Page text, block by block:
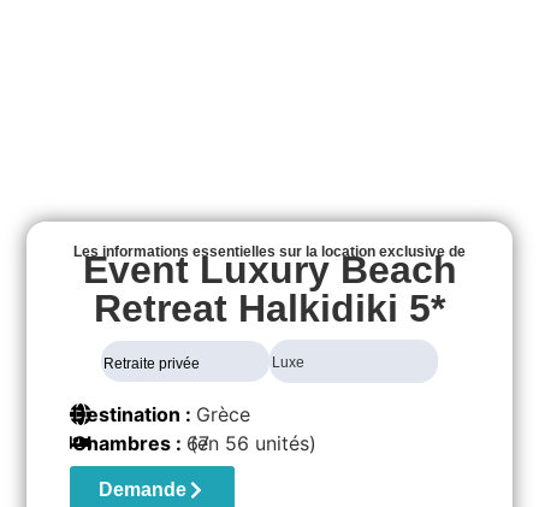
Les informations essentielles sur la location exclusive de
Event Luxury Beach
Retreat Halkidiki 5*
Retraite privée Luxe
Destination : Grèce
Chambres : 67
(en 56 unités)
Demande